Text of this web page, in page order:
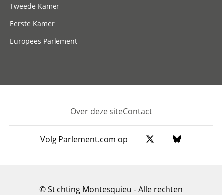
Tweede Kamer
Eerste Kamer
Europees Parlement
Footer
Over deze siteContact
Volg Parlement.com op
© Stichting Montesquieu - Alle rechten